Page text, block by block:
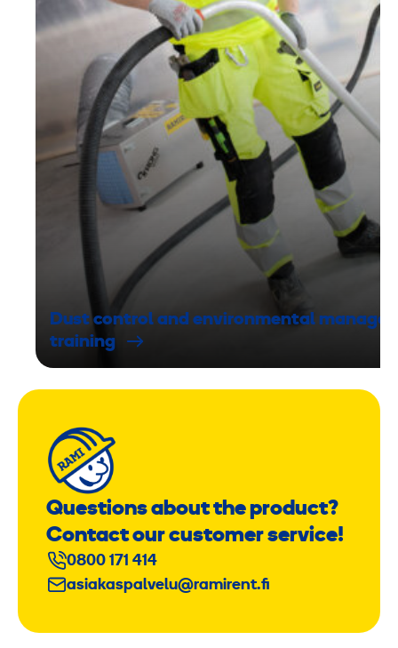
Dust control and environmental
training
Questions about the product?
Contact our customer service!
0800 171 414
asiakaspalvelu@ramirent.fi